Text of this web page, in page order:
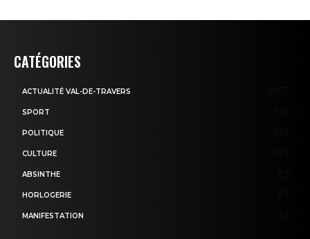
CATÉGORIES
ACTUALITÉ VAL-DE-TRAVERS
SPORT
POLITIQUE
CULTURE
ABSINTHE
HORLOGERIE
MANIFESTATION